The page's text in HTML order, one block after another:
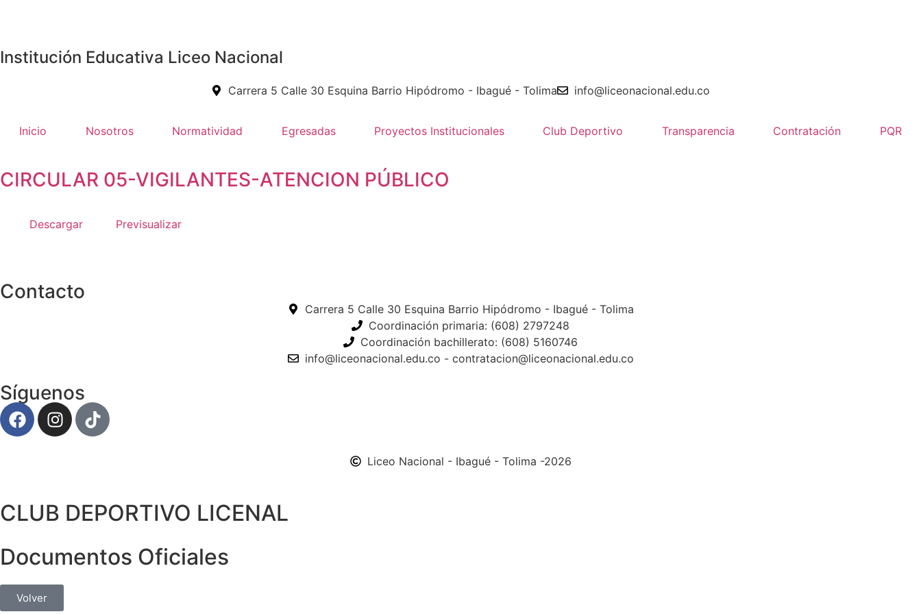
Institución Educativa Liceo Nacional
Carrera 5 Calle 30 Esquina Barrio Hipódromo - Ibagué - Tolima info@liceonacional.edu.co
Inicio Nosotros Normatividad Egresadas Proyectos Institucionales Club Deportivo Transparencia Contratación PQR
CIRCULAR 05-VIGILANTES-ATENCION PÚBLICO
Descargar Previsualizar
Contacto
Carrera 5 Calle 30 Esquina Barrio Hipódromo - Ibagué - Tolima
Coordinación primaria: (608) 2797248
Coordinación bachillerato: (608) 5160746
info@liceonacional.edu.co - contratacion@liceonacional.edu.co
Síguenos
Liceo Nacional - Ibagué - Tolima -2026
CLUB DEPORTIVO LICENAL
Documentos Oficiales
Volver